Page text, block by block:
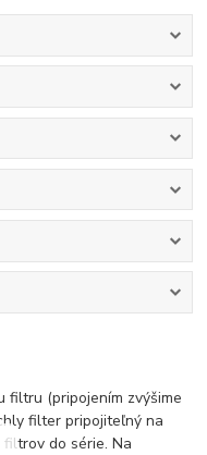
filtru (pripojením zvýšime
filter pripojiteľný na
filtrov do série. Na